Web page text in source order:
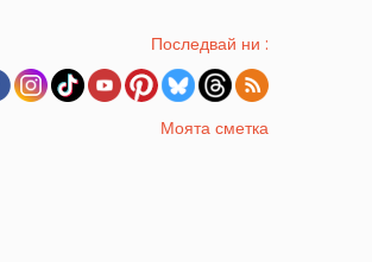
Последвай ни :
Моята сметка